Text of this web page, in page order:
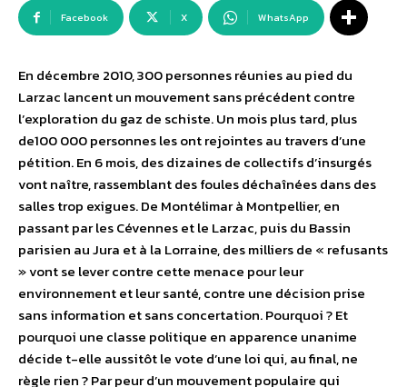
Facebook X WhatsApp
En décembre 2010, 300 personnes réunies au pied du
Larzac lancent un mouvement sans précédent contre
l’exploration du gaz de schiste. Un mois plus tard, plus
de100 000 personnes les ont rejointes au travers d’une
pétition. En 6 mois, des dizaines de collectifs d’insurgés
vont naître, rassemblant des foules déchaînées dans des
salles trop exigues. De Montélimar à Montpellier, en
passant par les Cévennes et le Larzac, puis du Bassin
parisien au Jura et à la Lorraine, des milliers de « refusants
» vont se lever contre cette menace pour leur
environnement et leur santé, contre une décision prise
sans information et sans concertation. Pourquoi ? Et
pourquoi une classe politique en apparence unanime
décide t-elle aussitôt le vote d’une loi qui, au final, ne
règle rien ? Par peur d’un mouvement populaire qui